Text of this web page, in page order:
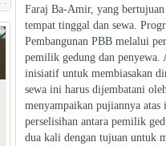
Faraj Ba-Amir, yang
tempat tinggal dan sewa.
Pembangunan PBB melalui
pemilik gedung dan penyewa.
inisiatif untuk membiasakan
sewa ini harus dijembatani
menyampaikan pujiannya
perselisihan antara pemilik
dua kali dengan tujuan untuk